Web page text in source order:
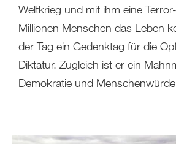
Weltkrieg und mit ihm eine
Millionen Menschen das Leben
der Tag ein Gedenktag für die
Diktatur. Zugleich ist er ein
Demokratie und